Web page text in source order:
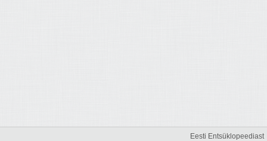
Eesti Entsüklopeediast